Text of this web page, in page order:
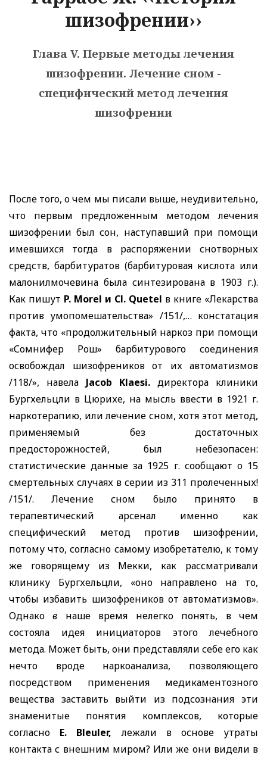
шизофрении››
Глава V. Первые методы лечения
шизофрении. Лечение сном -
специфический метод лечения
шизофрении
После того, о чем мы писали выше, неудивительно,
что первым предложенным методом лечения
шизофрении был сон, наступавший при помощи
имевшихся тогда в распоряжении снотворных
средств, барбитуратов (барбитуровая кислота или
малонилмочевина была синтезирована в 1903 г.).
Как пишут P. Morel и Cl. Quetel в книге «Лекарства
против умопомешательства» /151/,… констатация
факта, что «продолжительный наркоз при помощи
«Сомнифер Рош» барбитурового соединения
освобождал шизофреников от их автоматизмов
/118/», навела Jacob Klaesi. директора клиники
Бургхельцли в Цюрихе, на мысль ввести в 1921 г.
наркотерапию, или лечение сном, хотя этот метод,
применяемый без достаточных
предосторожностей, был небезопасен:
статистические данные за 1925 г. сообщают о 15
смертельных случаях в серии из 311 пролеченных!
/151/. Лечение сном было принято в
терапевтический арсенал именно как
специфический метод против шизофрении,
потому что, согласно самому изобретателю, к тому
же говорящему из Мекки, как рассматривали
клинику Бургхельцли, «оно направлено на то,
чтобы избавить шизофреников от автоматизмов».
Однаков наше время нелегко понять, в чем
состояла идея инициаторов этого лечебного
метода. Может быть, они представляли себе его как
нечто вроде наркоанализа, позволяющего
посредством применения медикаментозного
вещества заставить выйти из подсознания эти
знаменитые понятия комплексов, которые
согласно E. Bleuler,лежали в основе утраты
контакта с внешним миром? Или же они видели в